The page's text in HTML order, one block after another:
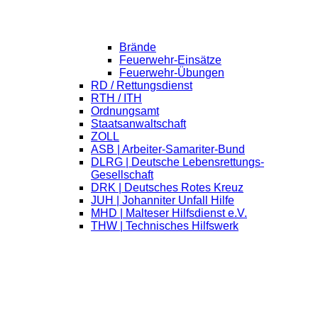
Brände
Feuerwehr-Einsätze
Feuerwehr-Übungen
RD / Rettungsdienst
RTH / ITH
Ordnungsamt
Staatsanwaltschaft
ZOLL
ASB | Arbeiter-Samariter-Bund
DLRG | Deutsche Lebensrettungs-
Gesellschaft
DRK | Deutsches Rotes Kreuz
JUH | Johanniter Unfall Hilfe
MHD | Malteser Hilfsdienst e.V.
THW | Technisches Hilfswerk